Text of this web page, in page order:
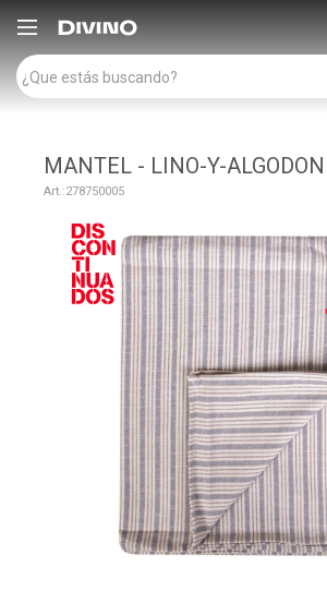

MANTEL - LINO-Y-
278750005